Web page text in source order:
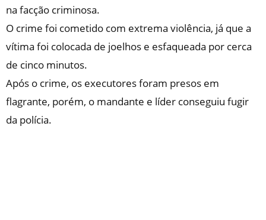
na facção criminosa.
O crime foi cometido com extrema violência, já que a
vítima foi colocada de joelhos e esfaqueada por cerca
de cinco minutos.
Após o crime, os executores foram presos em
flagrante, porém, o mandante e líder conseguiu fugir
da polícia.